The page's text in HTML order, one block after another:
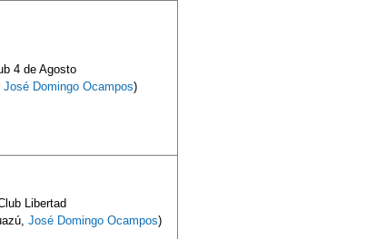
4 de Agosto
José Domingo Ocampos)
Libertad
José Domingo Ocampos)